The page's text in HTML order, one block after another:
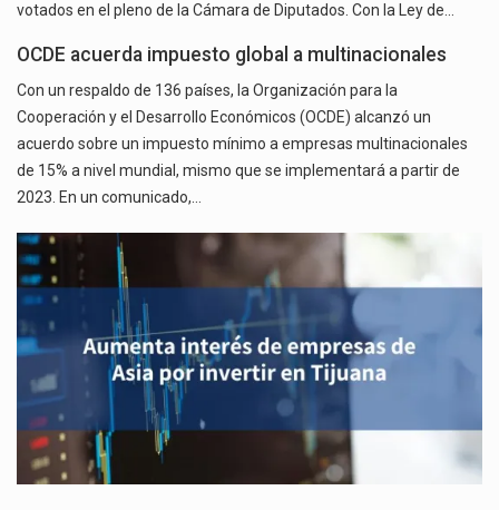
votados en el pleno de la Cámara de Diputados. Con la Ley de…
OCDE acuerda impuesto global a multinacionales
Con un respaldo de 136 países, la Organización para la
Cooperación y el Desarrollo Económicos (OCDE) alcanzó un
acuerdo sobre un impuesto mínimo a empresas multinacionales
de 15% a nivel mundial, mismo que se implementará a partir de
2023. En un comunicado,…